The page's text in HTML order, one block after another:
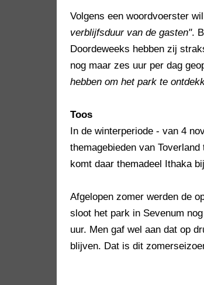
Volgens een woordvoerster
verblijfsduur van de gasten".
Doordeweeks hebben zij
nog maar zes uur per dag
hebben om het park te
Toos
In de winterperiode - van 4
themagebieden van
komt daar themadeel Ithaka
Afgelopen zomer werden de
sloot het park in Sevenum
uur. Men gaf wel aan dat op
blijven. Dat is dit